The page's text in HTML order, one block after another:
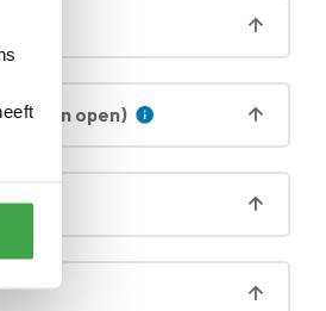
is dan open)